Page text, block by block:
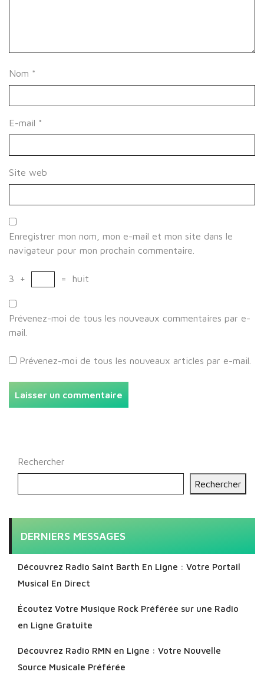
Nom *
E-mail *
Site web
Enregistrer mon nom, mon e-mail et mon site dans le
navigateur pour mon prochain commentaire.
3 + = huit
Prévenez-moi de tous les nouveaux commentaires par e-
mail.
Prévenez-moi de tous les nouveaux articles par e-mail.
Rechercher
Rechercher
DERNIERS MESSAGES
Découvrez Radio Saint Barth En Ligne : Votre Portail
Musical En Direct
Écoutez Votre Musique Rock Préférée sur une Radio
en Ligne Gratuite
Découvrez Radio RMN en Ligne : Votre Nouvelle
Source Musicale Préférée